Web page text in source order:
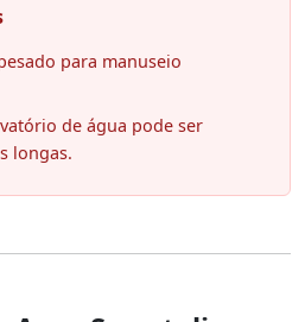
para manuseio
de água pode ser
longas.